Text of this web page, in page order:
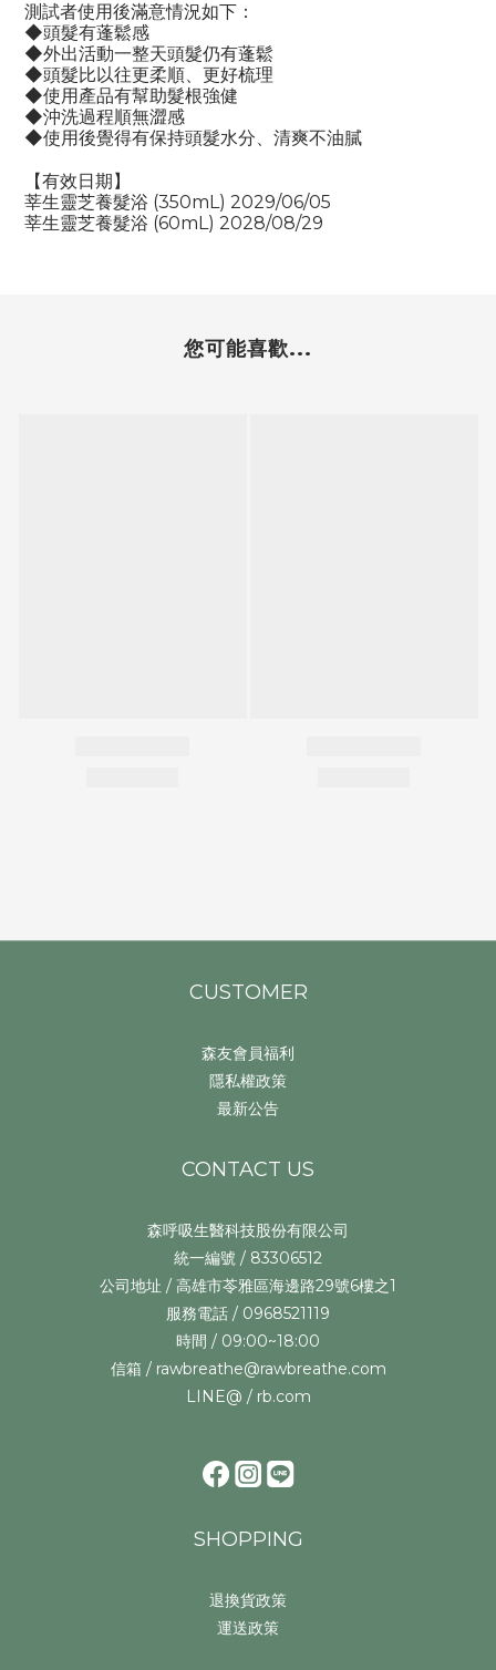
測試者使用後滿意情況如下：
◆頭髮有蓬鬆感
◆外出活動一整天頭髮仍有蓬鬆
◆頭髮比以往更柔順、更好梳理
◆使用產品有幫助髮根強健
◆沖洗過程順無澀感
◆使用後覺得有保持頭髮水分、清爽不油膩
【有效日期】
莘生靈芝養髮浴 (350mL) 2029/06/05
莘生靈芝養髮浴 (60mL) 2028/08/29
您可能喜歡...
CUSTOMER
森友會員福利
隱私權政策
最新公告
CONTACT US
森呼吸生醫科技股份有限公司
統一編號 / 83306512
公司地址 / 高雄市苓雅區海邊路29號6樓之1
服務電話 / 0968521119
時間 / 09:00~18:00
信箱 / rawbreathe@rawbreathe.com
LINE@ / rb.com
SHOPPING
退換貨政策
運送政策